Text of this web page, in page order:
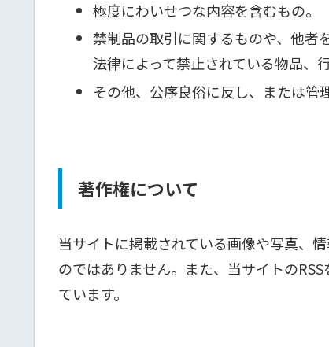
極度にわいせつな内容を含むもの。
禁制品の取引に関するものや、他者
法律によって禁止されている物品、
その他、公序良俗に反し、または管
著作権について
当サイトに掲載されている画像や写真、
のではありません。また、当サイトの
ています。